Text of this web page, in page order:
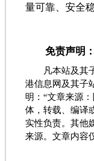
量可靠、安全
免责声明：
凡本站及其子
港信息网及其子
明：“文章来源
体，转载、编译
实性负责。其他
来源。文章内容